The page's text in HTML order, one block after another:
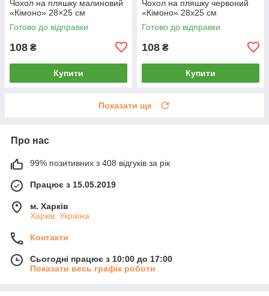
Чохол на пляшку малиновий
«Кімоно» 28×25 см
Готово до відправки
108 ₴
Купити
Чохол на пляшку червоний
«Кімоно» 28х25 см
Готово до відправки
108 ₴
Купити
Показати ще
Про нас
99% позитивних з 408 відгуків за рік
Працює з 15.05.2019
м. Харків
Харків, Україна
Контакти
Сьогодні працює з 10:00 до 17:00
Показати весь графік роботи